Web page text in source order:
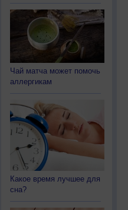
Чай матча может помочь
аллергикам
Какое время лучшее для
сна?